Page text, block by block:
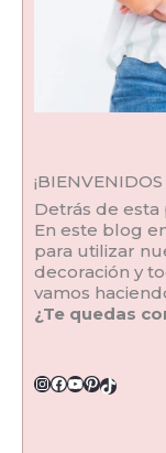
Detrás de esta
En este blog
para utilizar
decoración y
vamos
¿Te quedas